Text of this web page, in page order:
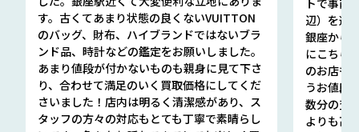
す。古くてあまり状態の良くないVUITTON
のバッグ、財布、ハイブランドではないブラ
ンド品、時計などの鑑定をお願いしました。
あまり値段が付かないものも親身に見て下さ
り、合わせて満足のいく買取価格にしてくだ
さいました！店内は明るく清潔感があり、ス
タッフの方々の対応もとても丁寧で素晴らし
辺）を選
銀座から
にこちら
のお店も
うお値段
数分の査
よりも高